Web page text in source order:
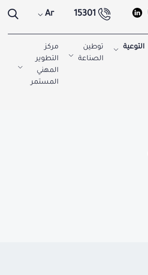
15301
Ar
التوعية
توطين
الصناعة
مركز
التطوير
المهني
المستمر